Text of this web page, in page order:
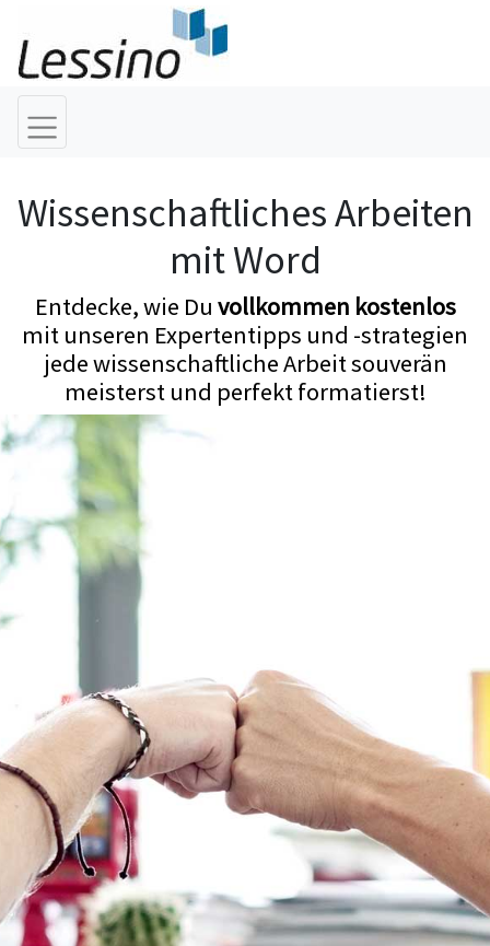
Wissenschaftliches Arbeiten
mit Word
Entdecke, wie Du vollkommen kostenlos
mit unseren Expertentipps und -strategien
jede wissenschaftliche Arbeit souverän
meisterst und perfekt formatierst!